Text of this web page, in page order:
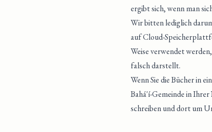
ergibt sich, wenn man
Wir bitten lediglich
auf Cloud-
Weise verwendet
falsch darstellt.
Wenn Sie die Bücher in
Bahá'í-Gemeinde in
schreiben und dort um